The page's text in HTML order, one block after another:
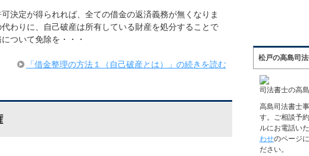
決定が得られれば、全ての借金の返済義務が無くなりま
わりに、自己破産は所有している財産を処分することで
ついて免除を・・・
「借金整理の方法１（自己破産とは）」の続きを読む
松戸の高島司
司法書士の高島
高島司法書士
す。ご相談予
ルにお電話い
わせのページ
ださい。